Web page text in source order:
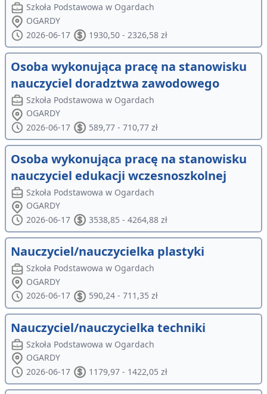
Szkoła Podstawowa w Ogardach
OGARDY
2026-06-17
1930,50 - 2326,58 zł
Osoba wykonująca pracę na stanowisku
nauczyciel doradztwa zawodowego
Szkoła Podstawowa w Ogardach
OGARDY
2026-06-17
589,77 - 710,77 zł
Osoba wykonująca pracę na stanowisku
nauczyciel edukacji wczesnoszkolnej
Szkoła Podstawowa w Ogardach
OGARDY
2026-06-17
3538,85 - 4264,88 zł
Nauczyciel/nauczycielka plastyki
Szkoła Podstawowa w Ogardach
OGARDY
2026-06-17
590,24 - 711,35 zł
Nauczyciel/nauczycielka techniki
Szkoła Podstawowa w Ogardach
OGARDY
2026-06-17
1179,97 - 1422,05 zł